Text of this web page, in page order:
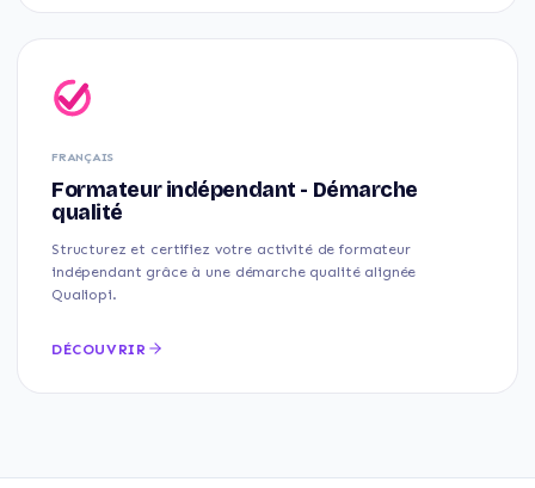
FRANÇAIS
Formateur indépendant - Démarche
qualité
Structurez et certifiez votre activité de formateur
indépendant grâce à une démarche qualité alignée
Qualiopi.
DÉCOUVRIR